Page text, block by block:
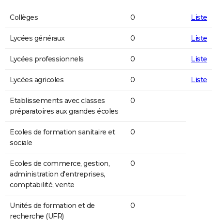
Collèges 0 Liste
Lycées généraux 0 Liste
Lycées professionnels 0 Liste
Lycées agricoles 0 Liste
Etablissements avec classes
préparatoires aux grandes écoles
0
Ecoles de formation sanitaire et
sociale
0
Ecoles de commerce, gestion,
administration d'entreprises,
comptabilité, vente
0
Unités de formation et de
recherche (UFR)
0